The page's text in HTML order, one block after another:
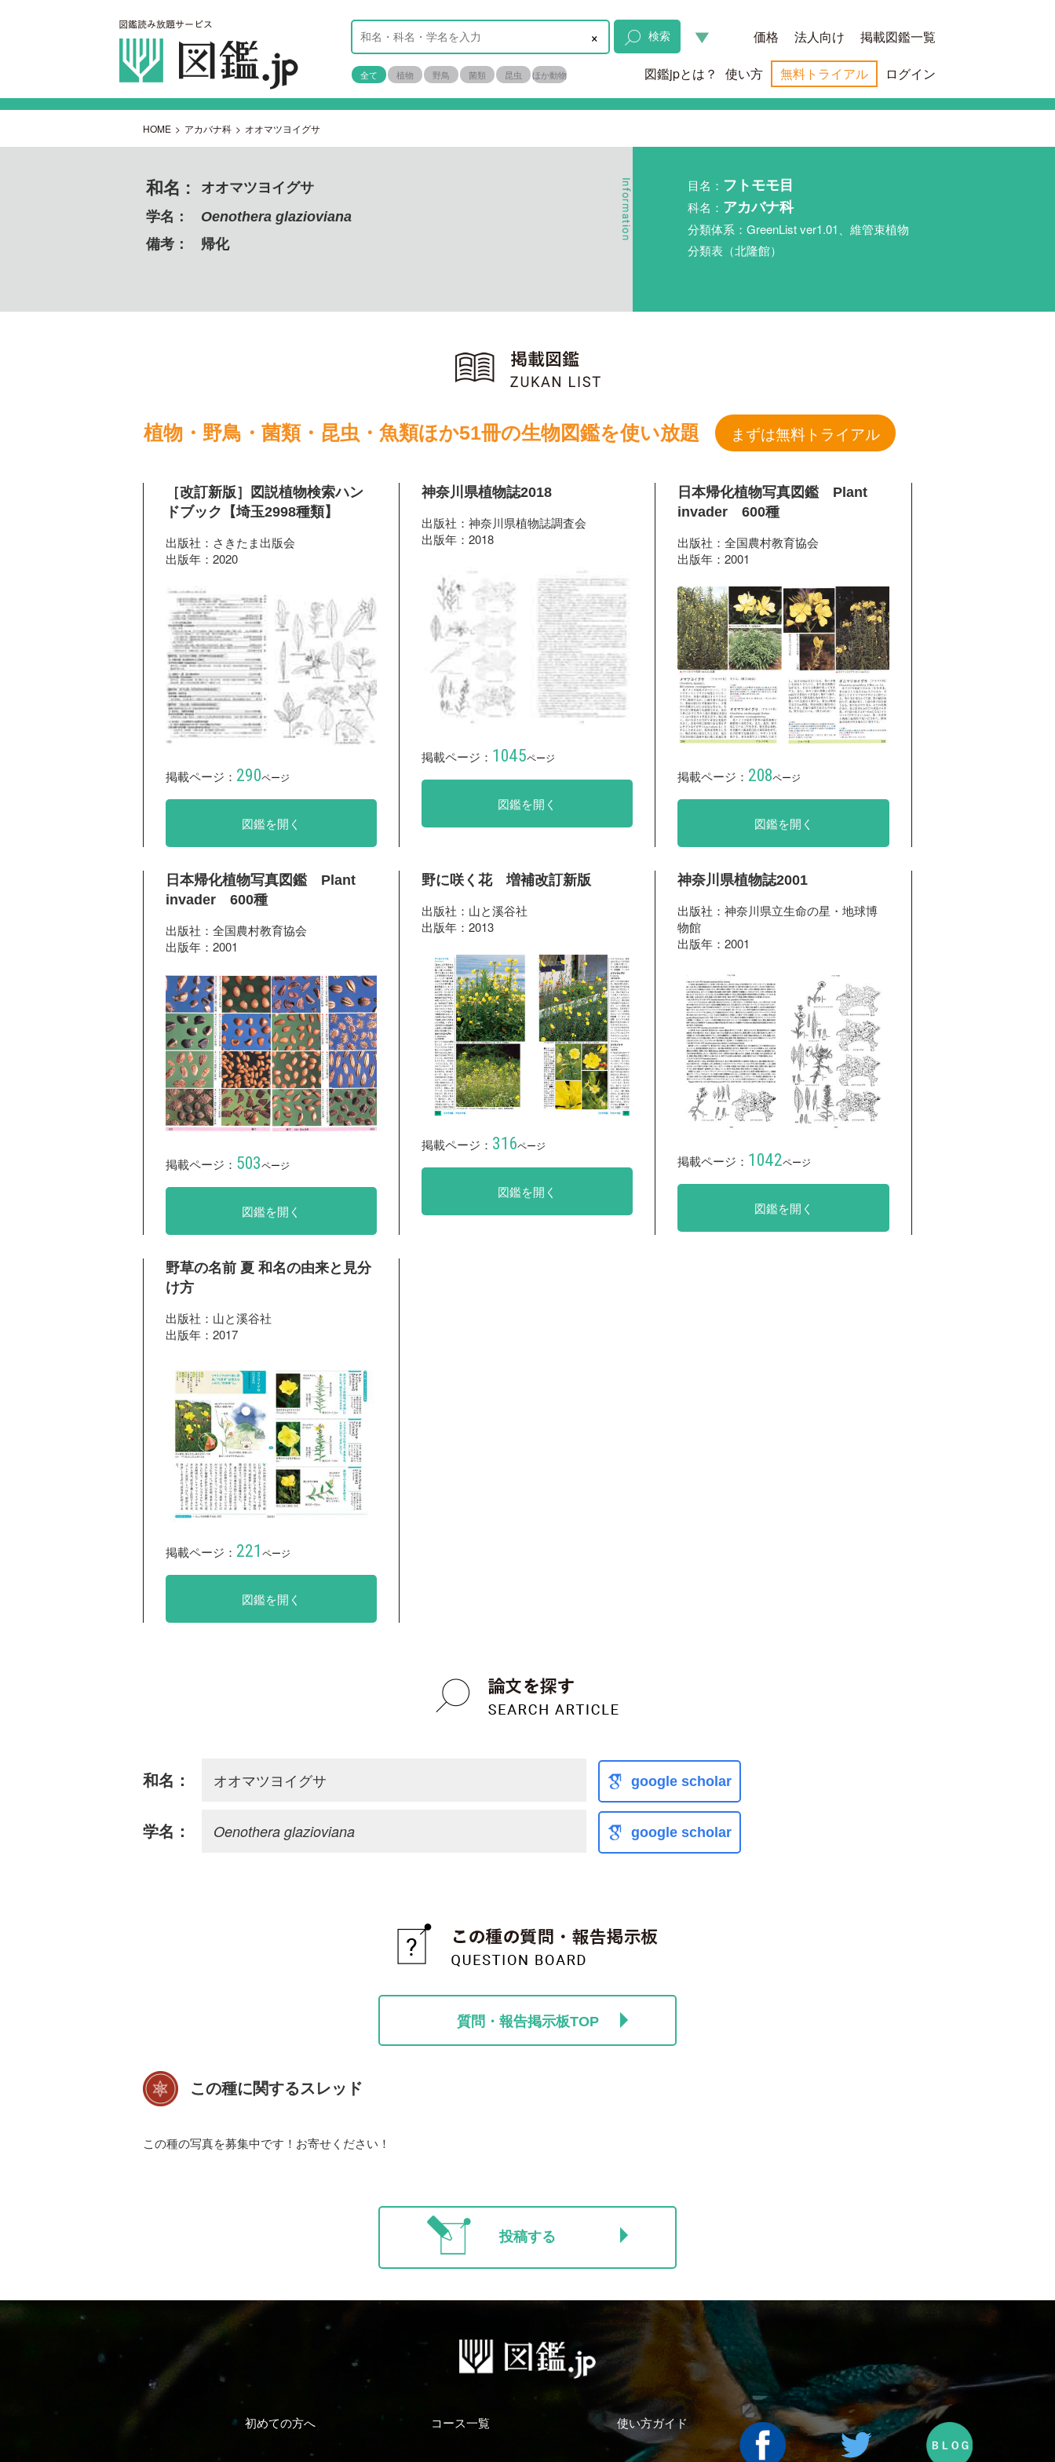
× 検索
全て 植物 野鳥 菌類 昆虫 ほか動物
価格 法人向け 掲載図鑑一覧
図鑑jpとは？ 使い方 無料トライアル ログイン
HOME > アカバナ科 > オオマツヨイグサ
和名 :
オオマツヨイグサ
学名：
Oenothera glazioviana
備考：
帰化
目名： フトモモ目
科名： アカバナ科
分類体系：GreenList ver1.01、維管束植物
分類表（北隆館）
植物・野鳥・菌類・昆虫・魚類ほか51冊の生物図鑑を使い放題 まずは無料トライアル
［改訂新版］図説植物検索ハン
ドブック【埼玉2998種類】
出版社：さきたま出版会
出版年：2020
掲載ページ： 290ページ
図鑑を開く
神奈川県植物誌2018
出版社：神奈川県植物誌調査会
出版年：2018
掲載ページ： 1045ページ
図鑑を開く
日本帰化植物写真図鑑 Plant
invader 600種
出版社：全国農村教育協会
出版年：2001
掲載ページ： 208ページ
図鑑を開く
日本帰化植物写真図鑑 Plant
invader 600種
出版社：全国農村教育協会
出版年：2001
掲載ページ： 503ページ
図鑑を開く
野に咲く花 増補改訂新版
出版社：山と溪谷社
出版年：2013
掲載ページ： 316ページ
図鑑を開く
神奈川県植物誌2001
出版社：神奈川県立生命の星・地球博
物館
出版年：2001
掲載ページ： 1042ページ
図鑑を開く
野草の名前 夏 和名の由来と見分
け方
出版社：山と溪谷社
出版年：2017
掲載ページ： 221 ページ
図鑑を開く
和名： オオマツヨイグサ google scholar
学名： Oenothera glazioviana google scholar
質問・報告掲示板TOP
この種に関するスレッド
この種の写真を募集中です！お寄せください！
投稿する
初めての方へ コース一覧 使い方ガイド